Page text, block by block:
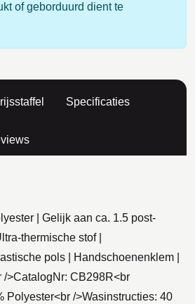
of geborduurd dient te
Specificaties
| Gelijk aan ca. 1.5 post-
thermische stof |
pols | Handschoenenklem |
/>CatalogNr: CB298R<br
Polyester<br />Wasinstructies: 40